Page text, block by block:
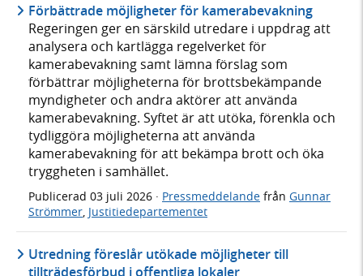
Förbättrade möjligheter för kamerabevakning
Regeringen ger en särskild utredare i uppdrag att
analysera och kartlägga regelverket för
kamerabevakning samt lämna förslag som
förbättrar möjligheterna för brottsbekämpande
myndigheter och andra aktörer att använda
kamerabevakning. Syftet är att utöka, förenkla och
tydliggöra möjligheterna att använda
kamerabevakning för att bekämpa brott och öka
tryggheten i samhället.
Publicerad 03 juli 2026 · Pressmeddelande från Gunnar
Strömmer, Justitiedepartementet
Utredning föreslår utökade möjligheter till
tillträdesförbud i offentliga lokaler